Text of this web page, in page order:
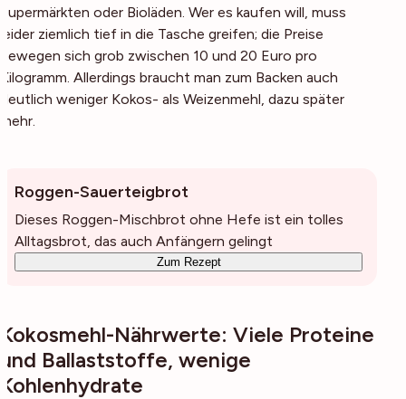
Supermärkten oder Bioläden. Wer es kaufen will, muss
leider ziemlich tief in die Tasche greifen; die Preise
bewegen sich grob zwischen 10 und 20 Euro pro
Kilogramm. Allerdings braucht man zum Backen auch
deutlich weniger Kokos- als Weizenmehl, dazu später
mehr.
Roggen-Sauerteigbrot
Dieses Roggen-Mischbrot ohne Hefe ist ein tolles
Alltagsbrot, das auch Anfängern gelingt
Zum Rezept
Kokosmehl-Nährwerte: Viele Proteine
und Ballaststoffe, wenige
Kohlenhydrate